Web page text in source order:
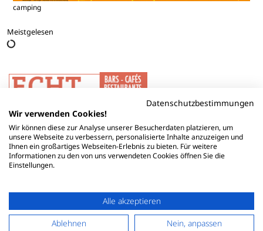
camping
Meistgelesen
Datenschutzbestimmungen
Wir verwenden Cookies!
Wir können diese zur Analyse unserer Besucherdaten platzieren, um
unsere Webseite zu verbessern, personalisierte Inhalte anzuzeigen und
Ihnen ein großartiges Webseiten-Erlebnis zu bieten. Für weitere
Informationen zu den von uns verwendeten Cookies öffnen Sie die
Einstellungen.
Alle akzeptieren
Ablehnen
Nein, anpassen